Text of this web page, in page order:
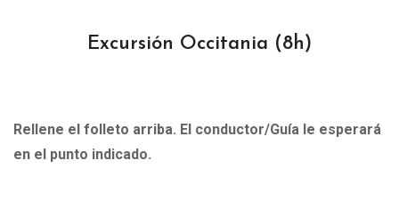
Excursión Occitania (8h)
Rellene el folleto arriba. El conductor/Guía le esperará
en el punto indicado.